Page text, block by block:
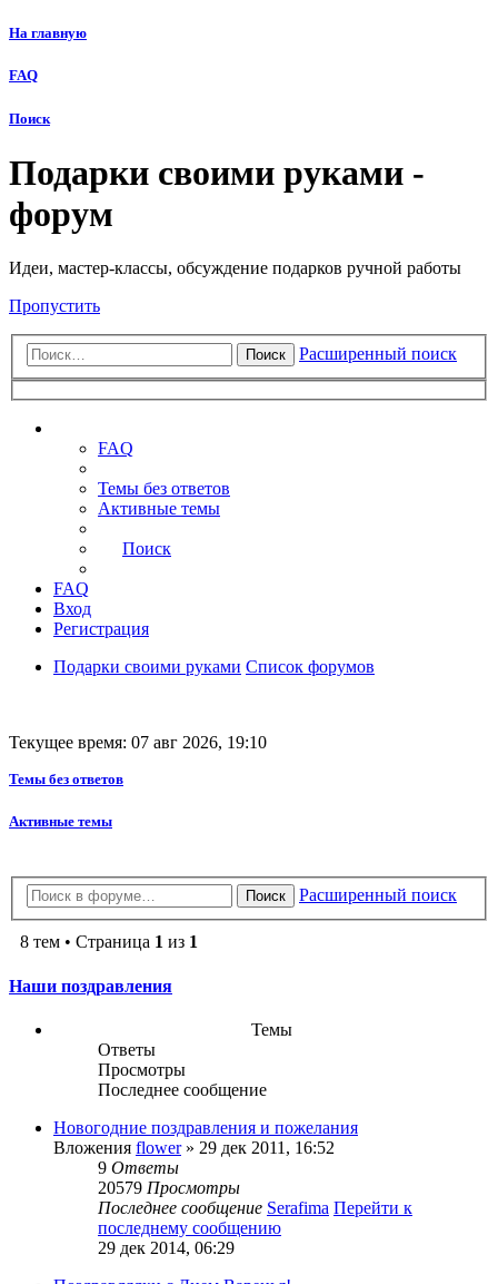
На главную
FAQ
Поиск
Подарки своими руками -
форум
Идеи, мастер-классы, обсуждение подарков ручной работы
Пропустить
Поиск Расширенный поиск
FAQ
Темы без ответов
Активные темы
Поиск
FAQ
Вход
Регистрация
Подарки своими руками Список форумов
Текущее время: 07 авг 2026, 19:10
Темы без ответов
Активные темы
Поиск Расширенный поиск
8 тем • Страница 1 из 1
Наши поздравления
Темы
Ответы
Просмотры
Последнее сообщение
Новогодние поздравления и пожелания
Вложения flower» 29 дек 2011, 16:52
9 Ответы
20579 Просмотры
Последнее сообщение Serafima Перейти к
последнему сообщению
29 дек 2014, 06:29